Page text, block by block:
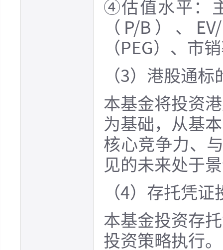
④估值水平：
（P/B）、
（PEG）、市
（3）港股通
本基金将投资
为基础，从基
核心竞争力、
见的未来处于
（4）存托凭证
本基金投资存
投资策略执行。